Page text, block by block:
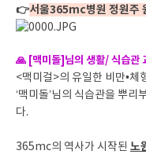
👉서울365mc병원 정원주
🙏 [맥미돌]님의 생활/ 식습관
<맥미걸>의 유일한 비만•체
‘맥미돌’님의 식습관을 뿌리
다.
365mc의 역사가 시작된 노